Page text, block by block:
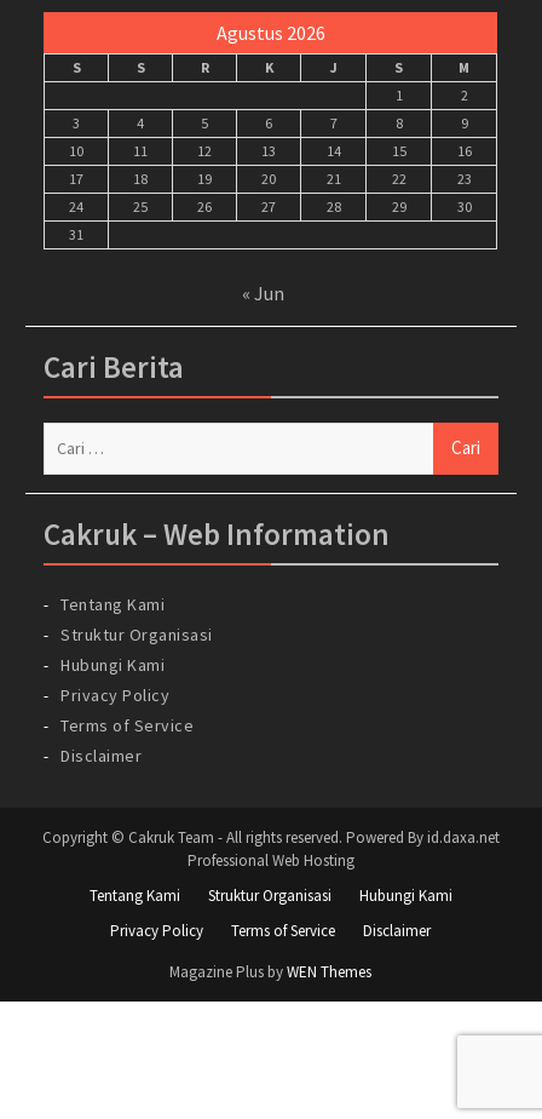
Agustus 2026
S S R K J S
M
1
2
3
4 5 6 7 8
9
10
11 12 13 14 15
16
17
18 19 20 21 22
23
24
25 26 27 28 29
30
31
« Jun
Cari Berita
Cakruk – Web Information
Tentang Kami
Struktur Organisasi
Hubungi Kami
Privacy Policy
Terms of Service
Disclaimer
Copyright © Cakruk Team - All rights reserved. Powered By id.daxa.net
Professional Web Hosting
Tentang Kami
Struktur Organisasi
Hubungi Kami
Privacy Policy
Terms of Service
Disclaimer
Magazine Plus byWEN Themes